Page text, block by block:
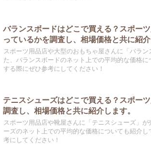
バランスボードはどこで買える？スポー
っているかを調査し、相場価格と共に紹介
スポーツ用品店や大型のおもちゃ屋さんに「バラ
た、バランスボードのネット上での平均的な価格
する際にぜひ参考にしてください！
テニスシューズはどこで買える？スポー
調査し、相場価格と共に紹介します。
スポーツ用品店や靴屋さんに「テニスシューズ」
ーズのネット上での平均的な価格についても紹介
考にしてください！